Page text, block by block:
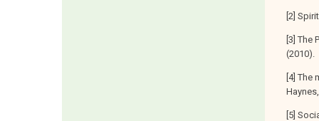
[2]
[3] The
(2010).
[4]
[5]